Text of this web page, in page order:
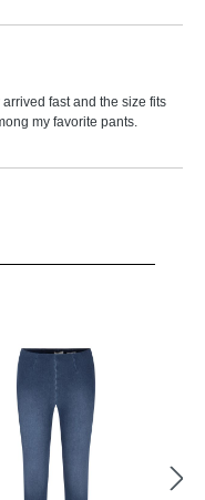
fast and the size fits
my favorite pants.